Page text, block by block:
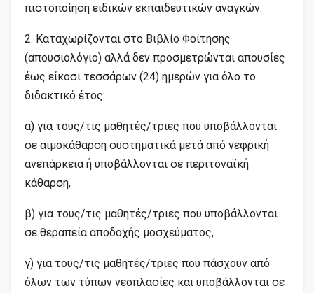
πιστοποίηση ειδικών εκπαιδευτικών αναγκών.
2. Καταχωρίζονται στο Βιβλίο Φοίτησης
(απουσιολόγιο) αλλά δεν προσμετρώνται απουσίες
έως είκοσι τεσσάρων (24) ημερών για όλο το
διδακτικό έτος:
α) για τους/τις μαθητές/τριες που υποβάλλονται
σε αιμοκάθαρση συστηματικά μετά από νεφρική
ανεπάρκεια ή υποβάλλονται σε περιτοναϊκή
κάθαρση,
β) για τους/τις μαθητές/τριες που υποβάλλονται
σε θεραπεία αποδοχής μοσχεύματος,
γ) για τους/τις μαθητές/τριες που πάσχουν από
όλων των τύπων νεοπλασίες και υποβάλλονται σε